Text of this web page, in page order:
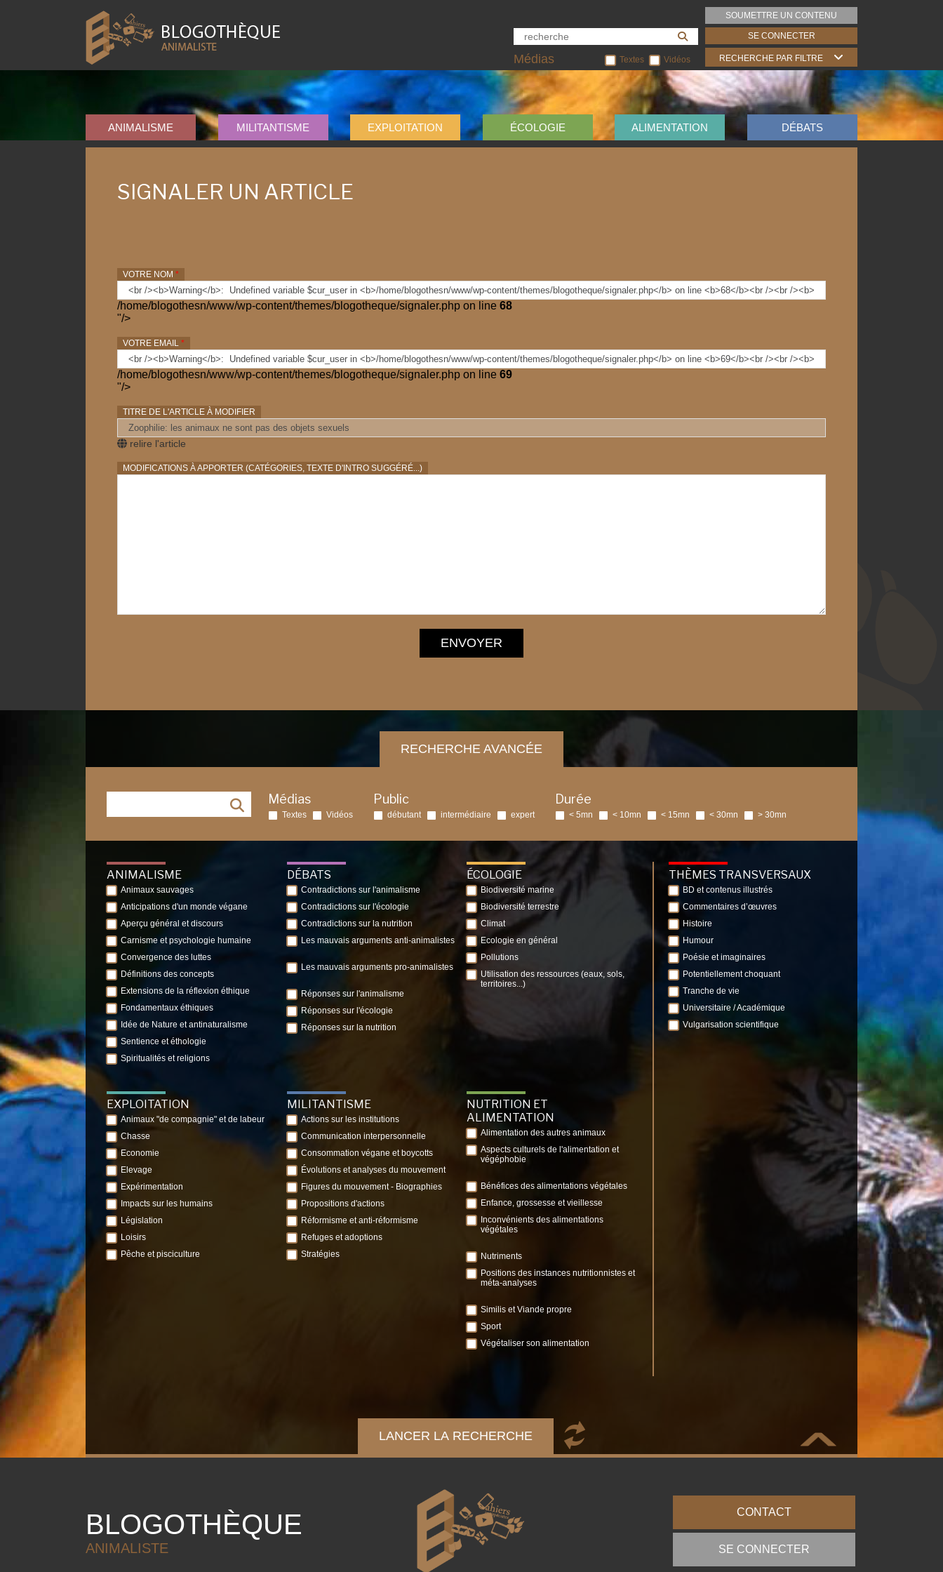
Médias Textes Vidéos
SOUMETTRE UN CONTENU
SE CONNECTER
RECHERCHE PAR FILTRE
ANIMALISME MILITANTISME EXPLOITATION ÉCOLOGIE ALIMENTATION DÉBATS
SIGNALER UN ARTICLE
VOTRE NOM *
/home/blogothesn/www/wp-content/themes/blogotheque/signaler.php on line 68
"/>
VOTRE EMAIL *
/home/blogothesn/www/wp-content/themes/blogotheque/signaler.php on line 69
"/>
TITRE DE L'ARTICLE À MODIFIER
relire l'article
MODIFICATIONS À APPORTER (CATÉGORIES, TEXTE D'INTRO SUGGÉRÉ...)
ENVOYER
RECHERCHE AVANCÉE
Médias
Textes Vidéos
Public
débutant intermédiaire expert
Durée
< 5mn < 10mn < 15mn < 30mn > 30mn
ANIMALISME
Animaux sauvages
Anticipations d'un monde végane
Aperçu général et discours
Carnisme et psychologie humaine
Convergence des luttes
Définitions des concepts
Extensions de la réflexion éthique
Fondamentaux éthiques
Idée de Nature et antinaturalisme
Sentience et éthologie
Spiritualités et religions
DÉBATS
Contradictions sur l'animalisme
Contradictions sur l'écologie
Contradictions sur la nutrition
Les mauvais arguments anti-animalistes
Les mauvais arguments pro-animalistes
Réponses sur l'animalisme
Réponses sur l'écologie
Réponses sur la nutrition
ÉCOLOGIE
Biodiversité marine
Biodiversité terrestre
Climat
Ecologie en général
Pollutions
Utilisation des ressources (eaux, sols,
territoires...)
EXPLOITATION
Animaux "de compagnie" et de labeur
Chasse
Economie
Elevage
Expérimentation
Impacts sur les humains
Législation
Loisirs
Pêche et pisciculture
MILITANTISME
Actions sur les institutions
Communication interpersonnelle
Consommation végane et boycotts
Évolutions et analyses du mouvement
Figures du mouvement - Biographies
Propositions d'actions
Réformisme et anti-réformisme
Refuges et adoptions
Stratégies
NUTRITION ET
ALIMENTATION
Alimentation des autres animaux
Aspects culturels de l'alimentation et
végéphobie
Bénéfices des alimentations végétales
Enfance, grossesse et vieillesse
Inconvénients des alimentations
végétales
Nutriments
Positions des instances nutritionnistes et
méta-analyses
Similis et Viande propre
Sport
Végétaliser son alimentation
THÈMES TRANSVERSAUX
BD et contenus illustrés
Commentaires d’œuvres
Histoire
Humour
Poésie et imaginaires
Potentiellement choquant
Tranche de vie
Universitaire / Académique
Vulgarisation scientifique
LANCER LA RECHERCHE
BLOGOTHÈQUE
ANIMALISTE
CONTACT
SE CONNECTER